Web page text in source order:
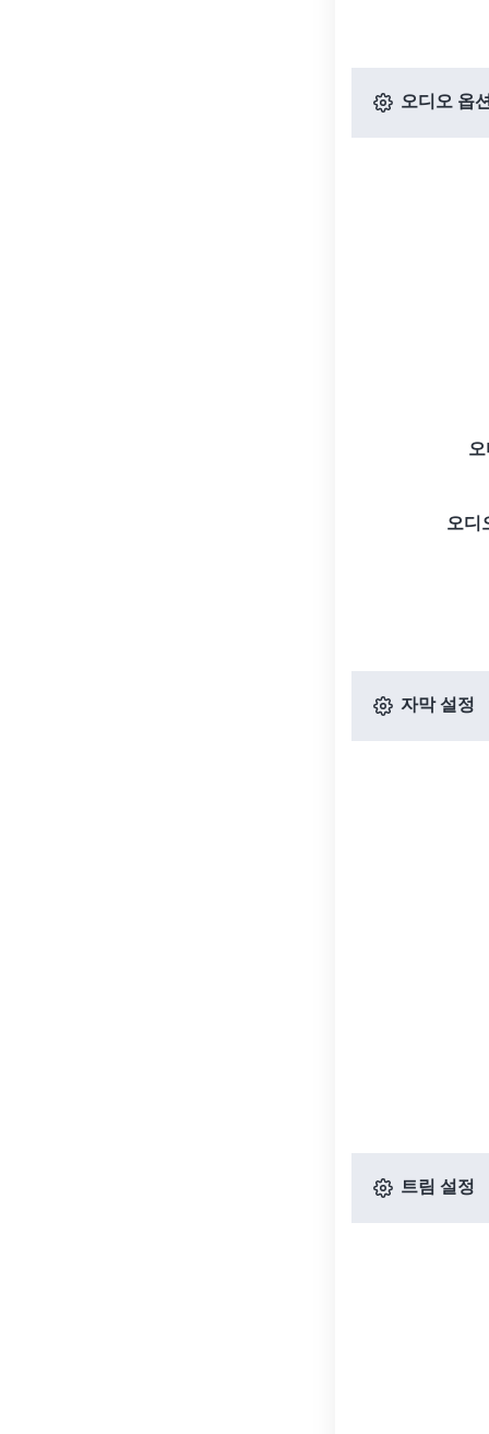
오디오 옵
오디
자막 설정
트림 설정